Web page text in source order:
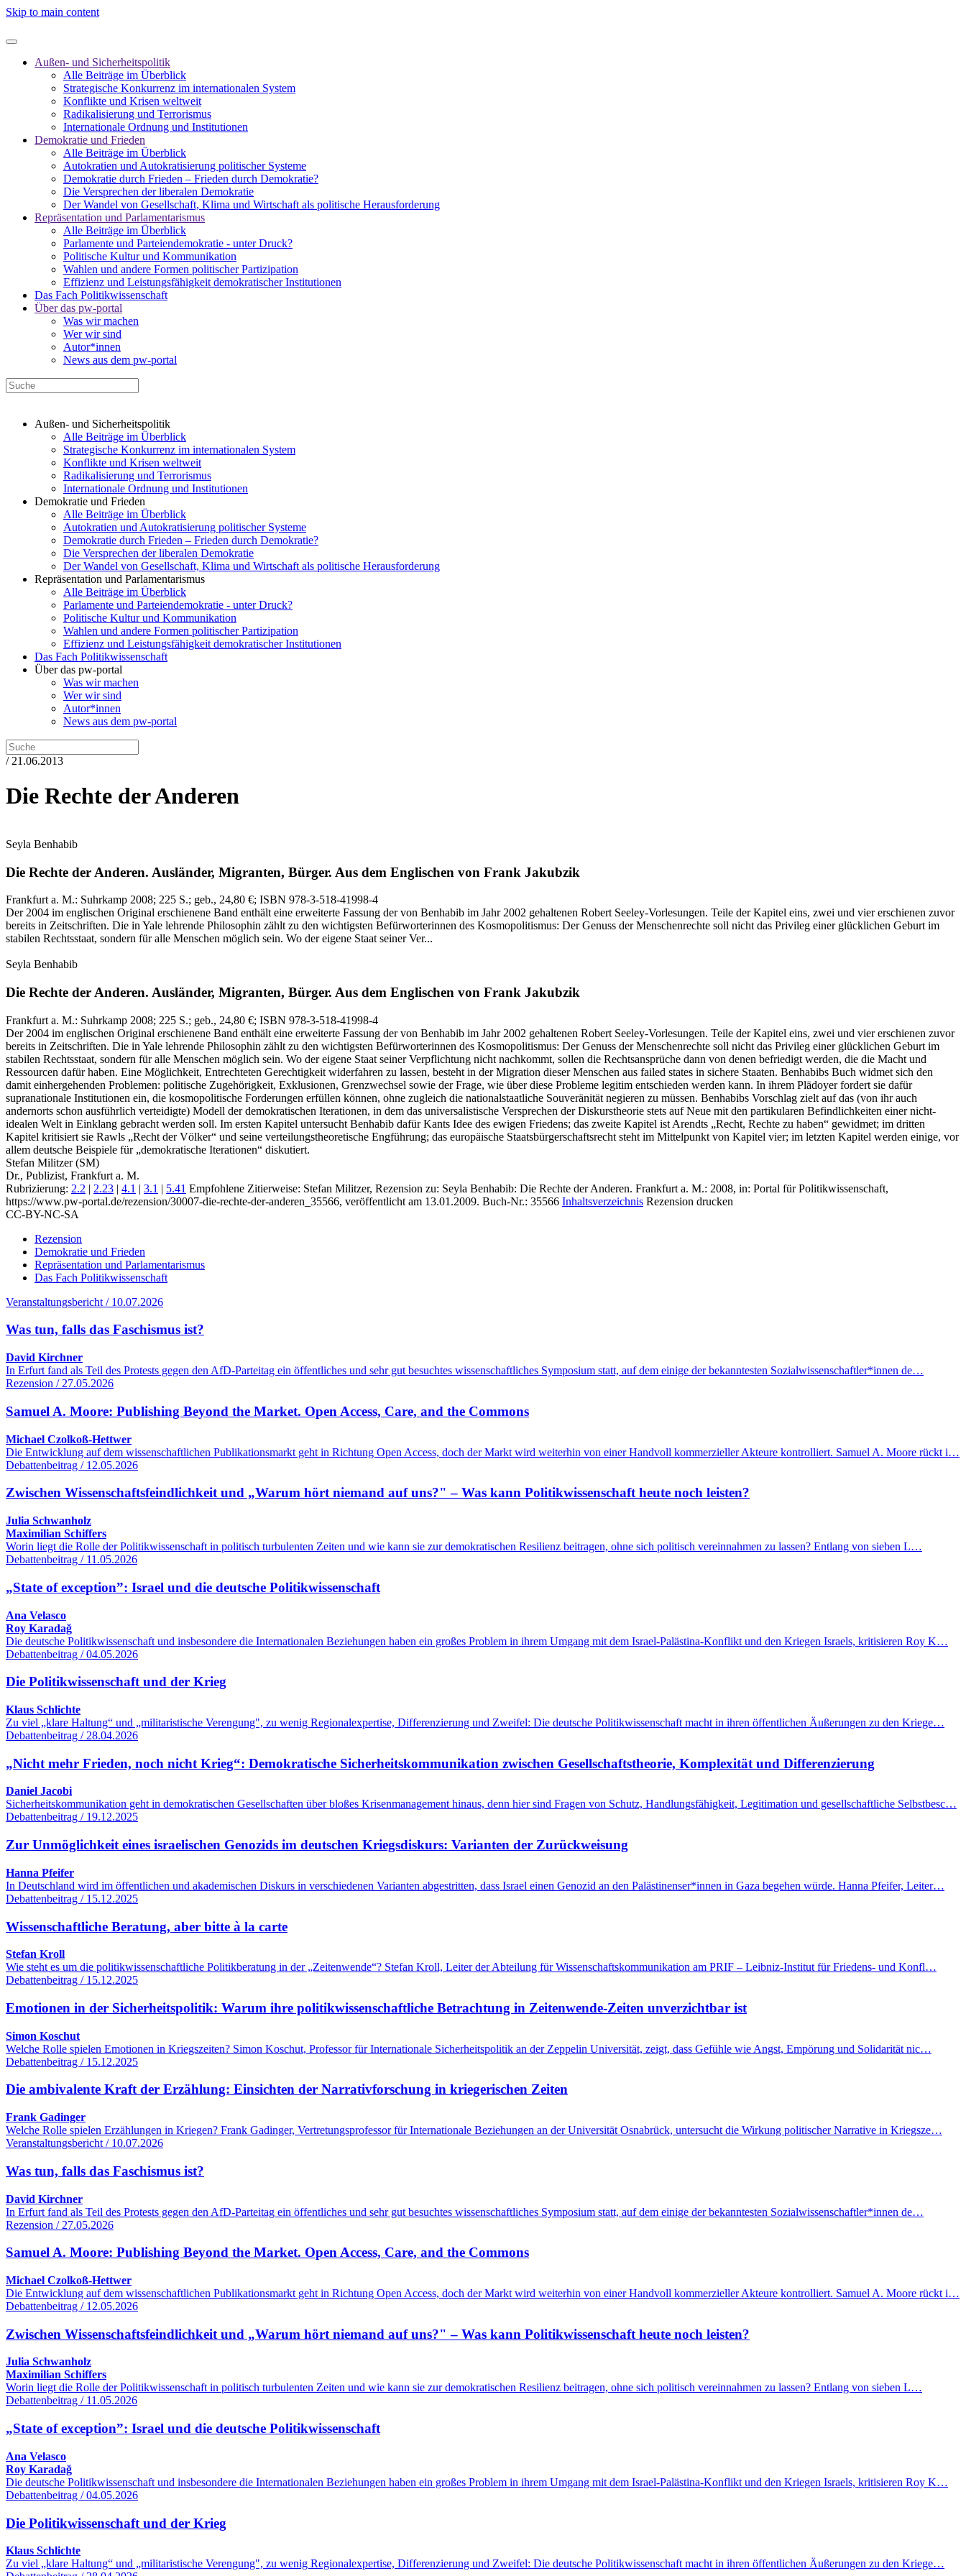
Skip to main content
Außen- und Sicherheitspolitik
Alle Beiträge im Überblick
Strategische Konkurrenz im internationalen System
Konflikte und Krisen weltweit
Radikalisierung und Terrorismus
Internationale Ordnung und Institutionen
Demokratie und Frieden
Alle Beiträge im Überblick
Autokratien und Autokratisierung politischer Systeme
Demokratie durch Frieden – Frieden durch Demokratie?
Die Versprechen der liberalen Demokratie
Der Wandel von Gesellschaft, Klima und Wirtschaft als politische Herausforderung
Repräsentation und Parlamentarismus
Alle Beiträge im Überblick
Parlamente und Parteiendemokratie - unter Druck?
Politische Kultur und Kommunikation
Wahlen und andere Formen politischer Partizipation
Effizienz und Leistungsfähigkeit demokratischer Institutionen
Das Fach Politikwissenschaft
Über das pw-portal
Was wir machen
Wer wir sind
Autor*innen
News aus dem pw-portal
Außen- und Sicherheitspolitik
Alle Beiträge im Überblick
Strategische Konkurrenz im internationalen System
Konflikte und Krisen weltweit
Radikalisierung und Terrorismus
Internationale Ordnung und Institutionen
Demokratie und Frieden
Alle Beiträge im Überblick
Autokratien und Autokratisierung politischer Systeme
Demokratie durch Frieden – Frieden durch Demokratie?
Die Versprechen der liberalen Demokratie
Der Wandel von Gesellschaft, Klima und Wirtschaft als politische Herausforderung
Repräsentation und Parlamentarismus
Alle Beiträge im Überblick
Parlamente und Parteiendemokratie - unter Druck?
Politische Kultur und Kommunikation
Wahlen und andere Formen politischer Partizipation
Effizienz und Leistungsfähigkeit demokratischer Institutionen
Das Fach Politikwissenschaft
Über das pw-portal
Was wir machen
Wer wir sind
Autor*innen
News aus dem pw-portal
/ 21.06.2013
Die Rechte der Anderen
Seyla Benhabib
Die Rechte der Anderen. Ausländer, Migranten, Bürger. Aus dem Englischen von Frank Jakubzik
Frankfurt a. M.: Suhrkamp 2008; 225 S.; geb., 24,80 €; ISBN 978-3-518-41998-4
Der 2004 im englischen Original erschienene Band enthält eine erweiterte Fassung der von Benhabib im Jahr 2002 gehaltenen Robert Seeley-Vorlesungen. Teile der Kapitel eins, zwei und vier erschienen zuvor
bereits in Zeitschriften. Die in Yale lehrende Philosophin zählt zu den wichtigsten Befürworterinnen des Kosmopolitismus: Der Genuss der Menschenrechte soll nicht das Privileg einer glücklichen Geburt im
stabilen Rechtsstaat, sondern für alle Menschen möglich sein. Wo der eigene Staat seiner Ver...
Seyla Benhabib
Die Rechte der Anderen. Ausländer, Migranten, Bürger. Aus dem Englischen von Frank Jakubzik
Frankfurt a. M.: Suhrkamp 2008; 225 S.; geb., 24,80 €; ISBN 978-3-518-41998-4
Der 2004 im englischen Original erschienene Band enthält eine erweiterte Fassung der von Benhabib im Jahr 2002 gehaltenen Robert Seeley-Vorlesungen. Teile der Kapitel eins, zwei und vier erschienen zuvor
bereits in Zeitschriften. Die in Yale lehrende Philosophin zählt zu den wichtigsten Befürworterinnen des Kosmopolitismus: Der Genuss der Menschenrechte soll nicht das Privileg einer glücklichen Geburt im
stabilen Rechtsstaat, sondern für alle Menschen möglich sein. Wo der eigene Staat seiner Verpflichtung nicht nachkommt, sollen die Rechtsansprüche dann von denen befriedigt werden, die die Macht und
Ressourcen dafür haben. Eine Möglichkeit, Entrechteten Gerechtigkeit widerfahren zu lassen, besteht in der Migration dieser Menschen aus failed states in sichere Staaten. Benhabibs Buch widmet sich den
damit einhergehenden Problemen: politische Zugehörigkeit, Exklusionen, Grenzwechsel sowie der Frage, wie über diese Probleme legitim entschieden werden kann. In ihrem Plädoyer fordert sie dafür
supranationale Institutionen ein, die kosmopolitische Forderungen erfüllen können, ohne zugleich die nationalstaatliche Souveränität negieren zu müssen. Benhabibs Vorschlag zielt auf das (von ihr auch
andernorts schon ausführlich verteidigte) Modell der demokratischen Iterationen, in dem das universalistische Versprechen der Diskurstheorie stets auf Neue mit den partikularen Befindlichkeiten einer nicht-
idealen Welt in Einklang gebracht werden soll. Im ersten Kapitel untersucht Benhabib dafür Kants Idee des ewigen Friedens; das zweite Kapitel ist Arendts „Recht, Rechte zu haben“ gewidmet; im dritten
Kapitel kritisiert sie Rawls „Recht der Völker“ und seine verteilungstheoretische Engführung; das europäische Staatsbürgerschaftsrecht steht im Mittelpunkt von Kapitel vier; im letzten Kapitel werden einige, vor
allem deutsche Beispiele für „demokratische Iterationen“ diskutiert.
Stefan Militzer (SM)
Dr., Publizist, Frankfurt a. M.
Rubrizierung: 2.2 | 2.23 | 4.1 | 3.1 | 5.41 Empfohlene Zitierweise: Stefan Militzer, Rezension zu: Seyla Benhabib: Die Rechte der Anderen. Frankfurt a. M.: 2008, in: Portal für Politikwissenschaft,
https://www.pw-portal.de/rezension/30007-die-rechte-der-anderen_35566, veröffentlicht am 13.01.2009. Buch-Nr.: 35566 Inhaltsverzeichnis Rezension drucken
CC-BY-NC-SA
Rezension
Demokratie und Frieden
Repräsentation und Parlamentarismus
Das Fach Politikwissenschaft
Veranstaltungsbericht / 10.07.2026
Was tun, falls das Faschismus ist?
David Kirchner
In Erfurt fand als Teil des Protests gegen den AfD-Parteitag ein öffentliches und sehr gut besuchtes wissenschaftliches Symposium statt, auf dem einige der bekanntesten Sozialwissenschaftler*innen de…
Rezension / 27.05.2026
Samuel A. Moore: Publishing Beyond the Market. Open Access, Care, and the Commons
Michael Czolkoß-Hettwer
Die Entwicklung auf dem wissenschaftlichen Publikationsmarkt geht in Richtung Open Access, doch der Markt wird weiterhin von einer Handvoll kommerzieller Akteure kontrolliert. Samuel A. Moore rückt i…
Debattenbeitrag / 12.05.2026
Zwischen Wissenschaftsfeindlichkeit und „Warum hört niemand auf uns?" – Was kann Politikwissenschaft heute noch leisten?
Julia Schwanholz
Maximilian Schiffers
Worin liegt die Rolle der Politikwissenschaft in politisch turbulenten Zeiten und wie kann sie zur demokratischen Resilienz beitragen, ohne sich politisch vereinnahmen zu lassen? Entlang von sieben L…
Debattenbeitrag / 11.05.2026
„State of exception”: Israel und die deutsche Politikwissenschaft
Ana Velasco
Roy Karadağ
Die deutsche Politikwissenschaft und insbesondere die Internationalen Beziehungen haben ein großes Problem in ihrem Umgang mit dem Israel-Palästina-Konflikt und den Kriegen Israels, kritisieren Roy K…
Debattenbeitrag / 04.05.2026
Die Politikwissenschaft und der Krieg
Klaus Schlichte
Zu viel „klare Haltung“ und „militaristische Verengung", zu wenig Regionalexpertise, Differenzierung und Zweifel: Die deutsche Politikwissenschaft macht in ihren öffentlichen Äußerungen zu den Kriege…
Debattenbeitrag / 28.04.2026
„Nicht mehr Frieden, noch nicht Krieg“: Demokratische Sicherheitskommunikation zwischen Gesellschaftstheorie, Komplexität und Differenzierung
Daniel Jacobi
Sicherheitskommunikation geht in demokratischen Gesellschaften über bloßes Krisenmanagement hinaus, denn hier sind Fragen von Schutz, Handlungsfähigkeit, Legitimation und gesellschaftliche Selbstbesc…
Debattenbeitrag / 19.12.2025
Zur Unmöglichkeit eines israelischen Genozids im deutschen Kriegsdiskurs: Varianten der Zurückweisung
Hanna Pfeifer
In Deutschland wird im öffentlichen und akademischen Diskurs in verschiedenen Varianten abgestritten, dass Israel einen Genozid an den Palästinenser*innen in Gaza begehen würde. Hanna Pfeifer, Leiter…
Debattenbeitrag / 15.12.2025
Wissenschaftliche Beratung, aber bitte à la carte
Stefan Kroll
Wie steht es um die politikwissenschaftliche Politikberatung in der „Zeitenwende“? Stefan Kroll, Leiter der Abteilung für Wissenschaftskommunikation am PRIF – Leibniz-Institut für Friedens- und Konfl…
Debattenbeitrag / 15.12.2025
Emotionen in der Sicherheitspolitik: Warum ihre politikwissenschaftliche Betrachtung in Zeitenwende-Zeiten unverzichtbar ist
Simon Koschut
Welche Rolle spielen Emotionen in Kriegszeiten? Simon Koschut, Professor für Internationale Sicherheitspolitik an der Zeppelin Universität, zeigt, dass Gefühle wie Angst, Empörung und Solidarität nic…
Debattenbeitrag / 15.12.2025
Die ambivalente Kraft der Erzählung: Einsichten der Narrativforschung in kriegerischen Zeiten
Frank Gadinger
Welche Rolle spielen Erzählungen in Kriegen? Frank Gadinger, Vertretungsprofessor für Internationale Beziehungen an der Universität Osnabrück, untersucht die Wirkung politischer Narrative in Kriegsze…
Veranstaltungsbericht / 10.07.2026
Was tun, falls das Faschismus ist?
David Kirchner
In Erfurt fand als Teil des Protests gegen den AfD-Parteitag ein öffentliches und sehr gut besuchtes wissenschaftliches Symposium statt, auf dem einige der bekanntesten Sozialwissenschaftler*innen de…
Rezension / 27.05.2026
Samuel A. Moore: Publishing Beyond the Market. Open Access, Care, and the Commons
Michael Czolkoß-Hettwer
Die Entwicklung auf dem wissenschaftlichen Publikationsmarkt geht in Richtung Open Access, doch der Markt wird weiterhin von einer Handvoll kommerzieller Akteure kontrolliert. Samuel A. Moore rückt i…
Debattenbeitrag / 12.05.2026
Zwischen Wissenschaftsfeindlichkeit und „Warum hört niemand auf uns?" – Was kann Politikwissenschaft heute noch leisten?
Julia Schwanholz
Maximilian Schiffers
Worin liegt die Rolle der Politikwissenschaft in politisch turbulenten Zeiten und wie kann sie zur demokratischen Resilienz beitragen, ohne sich politisch vereinnahmen zu lassen? Entlang von sieben L…
Debattenbeitrag / 11.05.2026
„State of exception”: Israel und die deutsche Politikwissenschaft
Ana Velasco
Roy Karadağ
Die deutsche Politikwissenschaft und insbesondere die Internationalen Beziehungen haben ein großes Problem in ihrem Umgang mit dem Israel-Palästina-Konflikt und den Kriegen Israels, kritisieren Roy K…
Debattenbeitrag / 04.05.2026
Die Politikwissenschaft und der Krieg
Klaus Schlichte
Zu viel „klare Haltung“ und „militaristische Verengung", zu wenig Regionalexpertise, Differenzierung und Zweifel: Die deutsche Politikwissenschaft macht in ihren öffentlichen Äußerungen zu den Kriege…